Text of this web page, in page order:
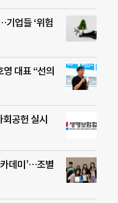
업들 ‘위험
대표 “선의
공헌 실시
데미’…조별